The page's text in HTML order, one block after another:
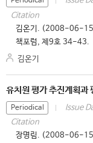
Citation
김온기. (2008-06-15).
책포럼, 제9호 34-43.
김온기
유치원 평가 추진계획과
Periodical Issue
Citation
장명림. (2008-06-15).